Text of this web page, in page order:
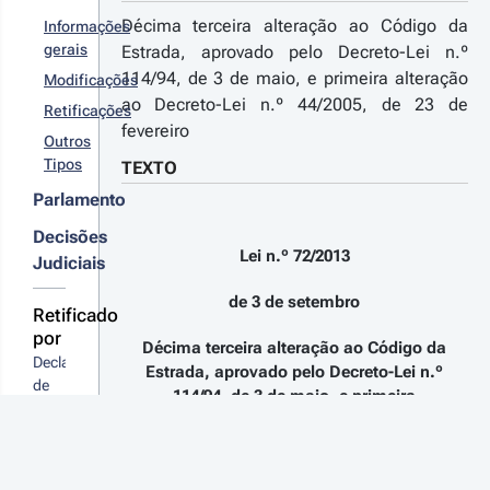
a
de
a motor
detentores
títulos de
por
dos
e da
detalhes
alterações
08-24
- 1.ª
o
de
e
Informações
gerais
Modificações
Retificações
Outros
Tipos
Parlamento
Decisões
Judiciais
Retificado
por
Declaração
de
Décima terceira alteração ao Código da
Estrada, aprovado pelo Decreto-Lei n.º
114/94, de 3 de maio, e primeira alteração
ao Decreto-Lei n.º 44/2005, de 23 de
fevereiro
TEXTO
Lei n.º 72/2013
de 3 de setembro
Décima terceira alteração ao Código da
Estrada, aprovado pelo Decreto-Lei n.º
114/94, de 3 de maio, e primeira